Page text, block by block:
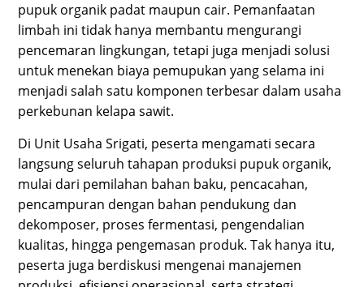
pupuk organik padat maupun cair. Pemanfaatan
limbah ini tidak hanya membantu mengurangi
pencemaran lingkungan, tetapi juga menjadi solusi
untuk menekan biaya pemupukan yang selama ini
menjadi salah satu komponen terbesar dalam usaha
perkebunan kelapa sawit.
Di Unit Usaha Srigati, peserta mengamati secara
langsung seluruh tahapan produksi pupuk organik,
mulai dari pemilahan bahan baku, pencacahan,
pencampuran dengan bahan pendukung dan
dekomposer, proses fermentasi, pengendalian
kualitas, hingga pengemasan produk. Tak hanya itu,
peserta juga berdiskusi mengenai manajemen